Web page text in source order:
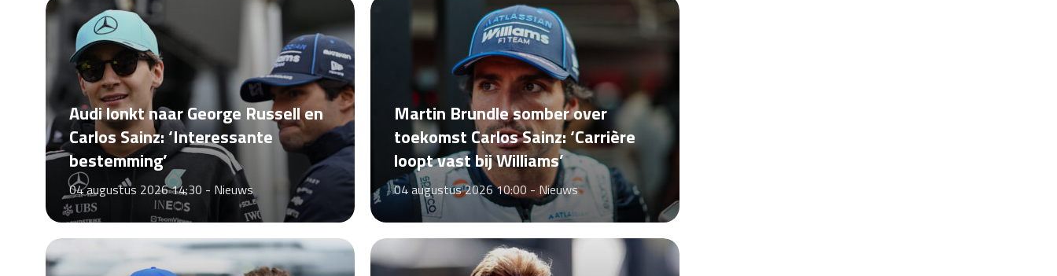
Audi lonkt naar George Russell en
Carlos Sainz: ‘Interessante
bestemming’
04 augustus 2026 14:30 - Nieuws
Martin Brundle somber over
toekomst Carlos Sainz: ‘Carrière
loopt vast bij Williams’
04 augustus 2026 10:00 - Nieuws